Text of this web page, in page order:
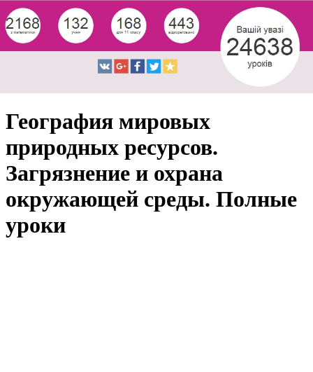
География мировых
природных ресурсов.
Загрязнение и охрана
окружающей среды. Полные
уроки